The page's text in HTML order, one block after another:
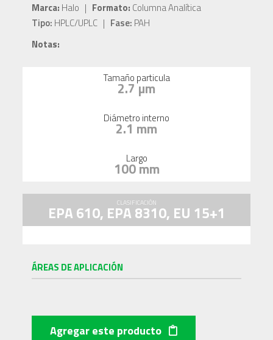
Marca: Halo | Formato: Columna Analítica
Tipo: HPLC/UPLC | Fase: PAH
Notas:
Tamaño particula
2.7 µm
Diámetro interno
2.1 mm
Largo
100 mm
CLASIFICACIÓN
EPA 610, EPA 8310, EU 15+1
ÁREAS DE APLICACIÓN
Agregar este producto